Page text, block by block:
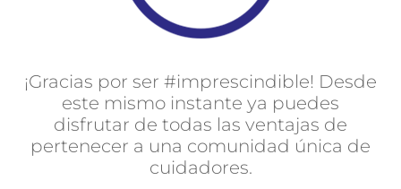
¡Gracias por ser #imprescindible! Desde
este mismo instante ya puedes
disfrutar de todas las ventajas de
pertenecer a una comunidad única de
cuidadores.